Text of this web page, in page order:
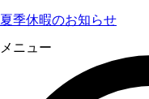
夏季休暇のお知らせ
メニュー